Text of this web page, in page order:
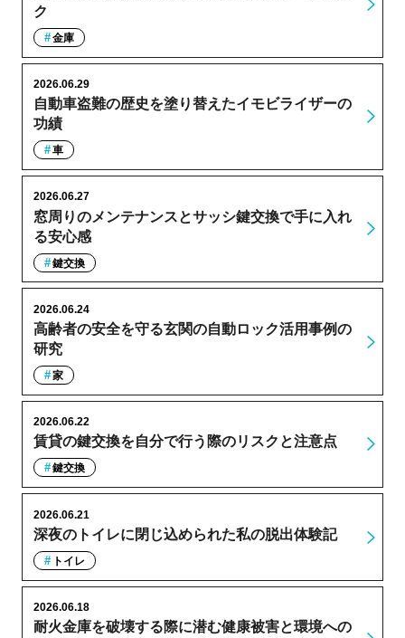
ク
金庫
自動車盗難の歴史を塗り替えたイモビライザーの
功績
2026.06.29
車
窓周りのメンテナンスとサッシ鍵交換で手に入れ
る安心感
2026.06.27
鍵交換
高齢者の安全を守る玄関の自動ロック活用事例の
研究
2026.06.24
家
賃貸の鍵交換を自分で行う際のリスクと注意点
2026.06.22
鍵交換
深夜のトイレに閉じ込められた私の脱出体験記
2026.06.21
トイレ
耐火金庫を破壊する際に潜む健康被害と環境への
2026.06.18